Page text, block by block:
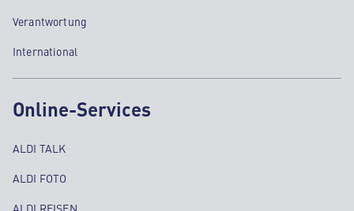
Verantwortung
International
Online-Services
ALDI TALK
ALDI FOTO
ALDI REISEN